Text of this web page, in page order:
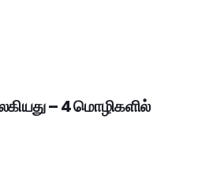
– 4 மொழிகளில்